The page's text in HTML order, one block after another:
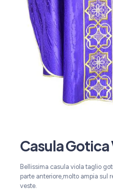
Casula Gotica
Bellissima casula viola taglio
parte anteriore,molto ampia sul
veste.